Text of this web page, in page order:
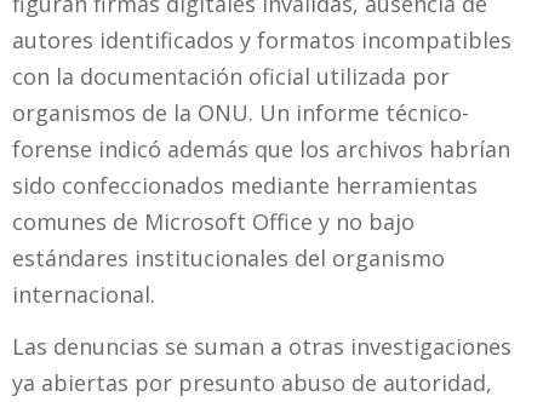
autores identificados y formatos incompatibles
con la documentación oficial utilizada por
organismos de la ONU. Un informe técnico-
forense indicó además que los archivos habrían
sido confeccionados mediante herramientas
comunes de Microsoft Office y no bajo
estándares institucionales del organismo
internacional.
Las denuncias se suman a otras investigaciones
ya abiertas por presunto abuso de autoridad,